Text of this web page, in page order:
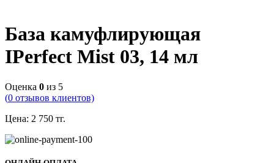
База камуфлирующая
IPerfect Mist 03, 14 мл
Оценка 0 из 5
(0 отзывов клиентов)
Цена: 2 750 тг.